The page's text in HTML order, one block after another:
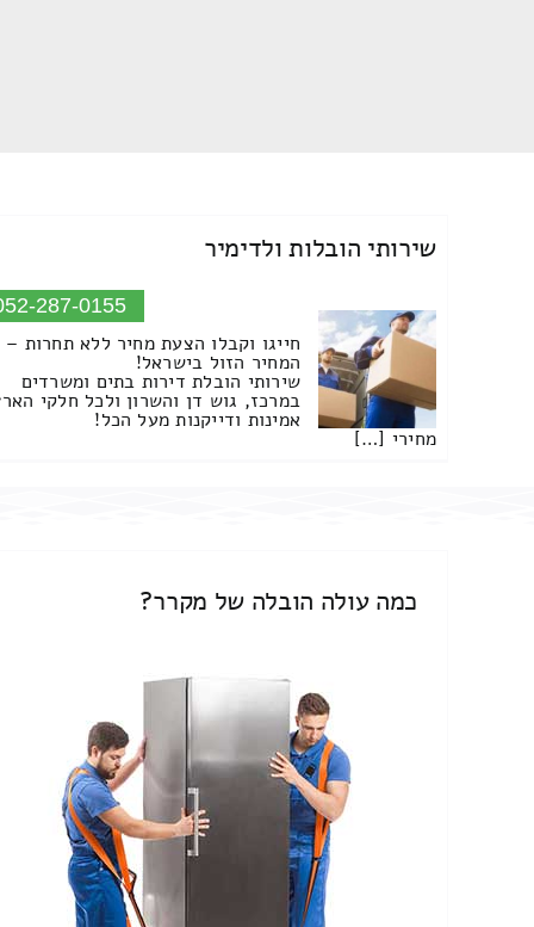
שירותי הובלות ולדימיר
287-0155
חייגו וקבלו הצעת מחיר ללא תחרות –
המחיר הזול בישראל!
שירותי הובלת דירות בתים ומשרדים
במרכז, גוש דן והשרון ולכל חלקי
אמינות ודייקנות מעל הכל!
מחירי […]
כמה עולה הובלה של מקרר?